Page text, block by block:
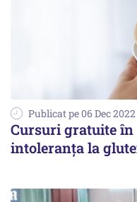
Publicat pe 06 Dec 2022
Cursuri gratuite
intoleranţa la